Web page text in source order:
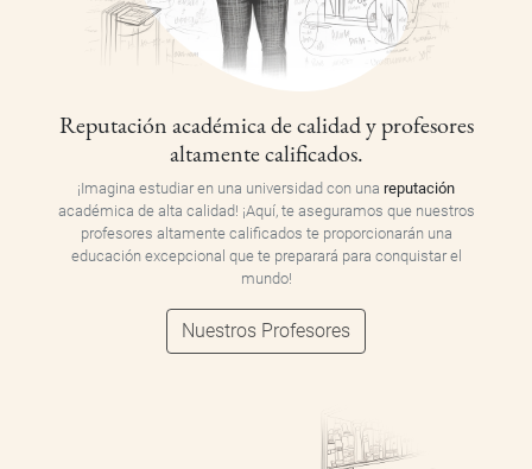
Reputación académica de calidad y profesores
altamente calificados.
¡Imagina estudiar en una universidad con una reputación
académica de alta calidad! ¡Aquí, te aseguramos que nuestros
profesores altamente calificados te proporcionarán una
educación excepcional que te preparará para conquistar el
mundo!
Nuestros Profesores